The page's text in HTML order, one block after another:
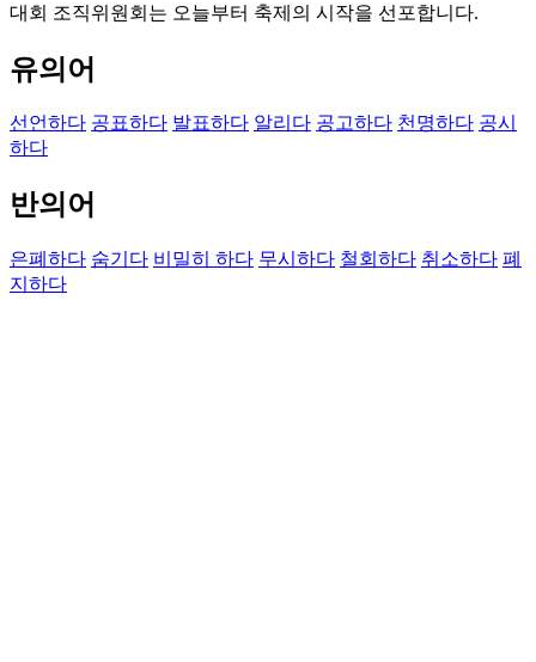
대회 조직위원회는 오늘부터 축제의 시작을 선포합니다.
유의어
선언하다 공표하다 발표하다 알리다 공고하다 천명하다 공시
하다
반의어
은폐하다 숨기다 비밀히 하다 무시하다 철회하다 취소하다 폐
지하다